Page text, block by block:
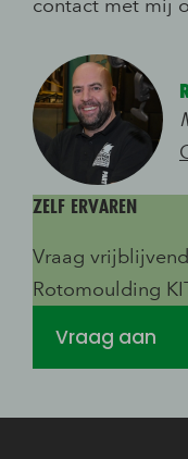
contact met mij
ZELF ERVAREN
Vraag
Rotomoulding
Vraag aan